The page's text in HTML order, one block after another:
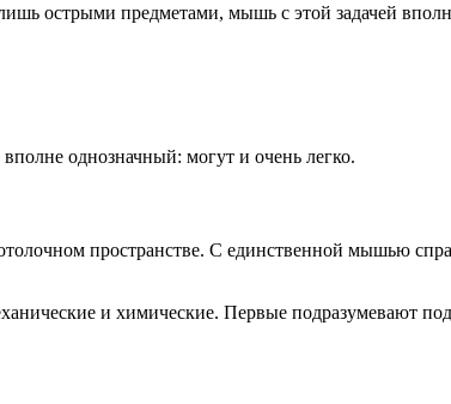
острыми предметами, мышь с этой задачей
однозначный: могут и очень легко.
пространстве. С единственной мышью
и химические. Первые подразумевают